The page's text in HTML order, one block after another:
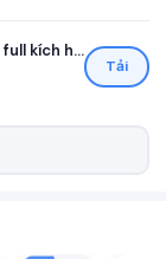
Tải Adobe Illustrator CC 2022 v26.0.1 full kích hoạt sẵn
Tải